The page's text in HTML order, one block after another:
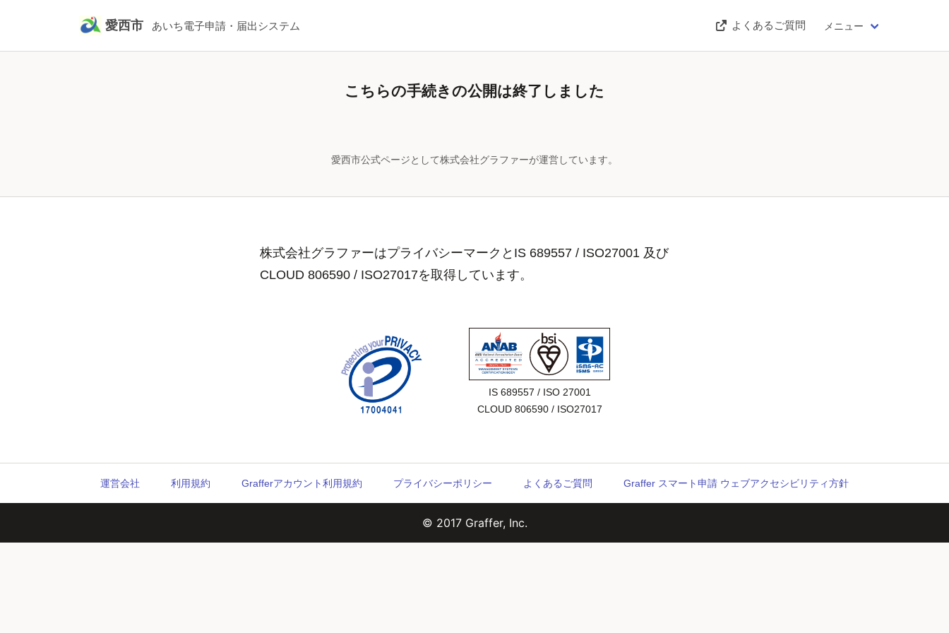
愛西市 あいち電子申請・届出システム よくあるご質問 メニュー
こちらの手続きの公開は終了しました
愛西市公式ページとして株式会社グラファーが運営しています。
株式会社グラファーはプライバシーマークとIS 689557 / ISO27001 及び
CLOUD 806590 / ISO27017を取得しています。
IS 689557 / ISO 27001
CLOUD 806590 / ISO27017
運営会社 利用規約 Grafferアカウント利用規約 プライバシーポリシー よくあるご質問 Graffer スマート申請 ウェブアクセシビリティ方針
© 2017 Graffer, Inc.